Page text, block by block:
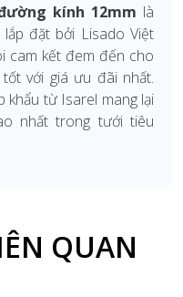
kính 12mm là
đặt bởi Lisado Việt
cam kết đem đến cho
với giá ưu đãi nhất.
khẩu từ Isarel mang lại
nhất trong tưới tiêu
QUAN